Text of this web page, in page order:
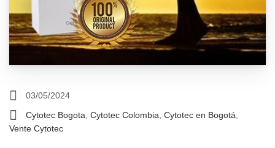
03/05/2024
Cytotec Bogota Cytotec Colombia Cytotec en Bogotá
Vente Cytotec